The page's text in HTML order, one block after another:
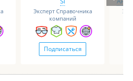
Эксперт Справочника
компаний
Подписаться